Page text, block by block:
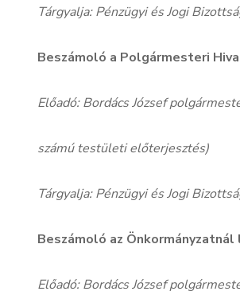
Tárgyalja: Pénzügyi és Jogi
Beszámoló a Polgármesteri
Előadó: Bordács József
számú testületi előterjesztés)
Tárgyalja: Pénzügyi és Jogi
Beszámoló az
Előadó: Bordács József